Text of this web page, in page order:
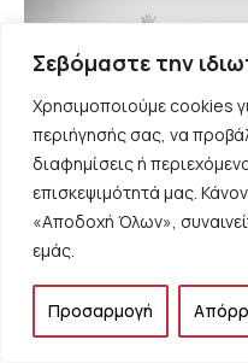
Σεβόμαστε την
Χρησιμοποιούμε cookies
περιήγησής σας, να
διαφημίσεις ή
επισκεψιμότητά μας.
«Αποδοχή Όλων»,
εμάς.
Προσαρμογή
Οι ελληνικές
ακόμα, της